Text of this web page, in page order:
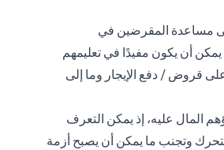
إلى مساعدة المقرضين في
أن يكون مفيدًا في تعليمهم
قروض / دفع الإيجار وما إلى
المال عليه، إذ يمكن التعرف
وتجنب ما يمكن أن يصبح أزمة